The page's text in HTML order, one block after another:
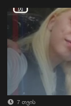
7 თვის